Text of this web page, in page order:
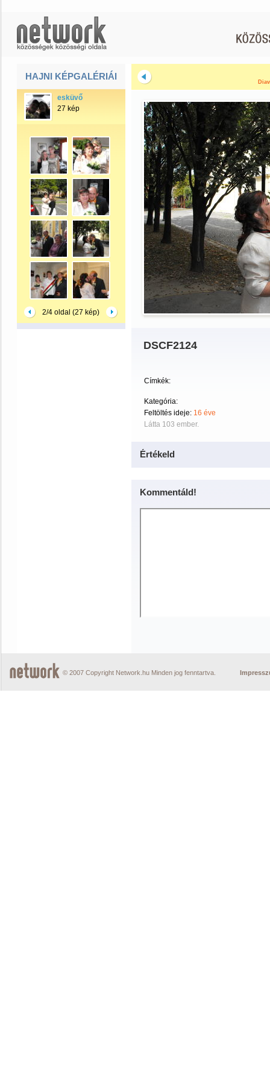
HAJNI KÉPGALÉRIÁI
esküvő
27 kép
2/4 oldal (27 kép)
DSCF2124
Címkék:
Kategória:
Feltöltés ideje: 16 éve
Látta 103 ember.
Értékeld
Kommentáld!
© 2007 Copyright Network.hu Minden jog fenntartva.